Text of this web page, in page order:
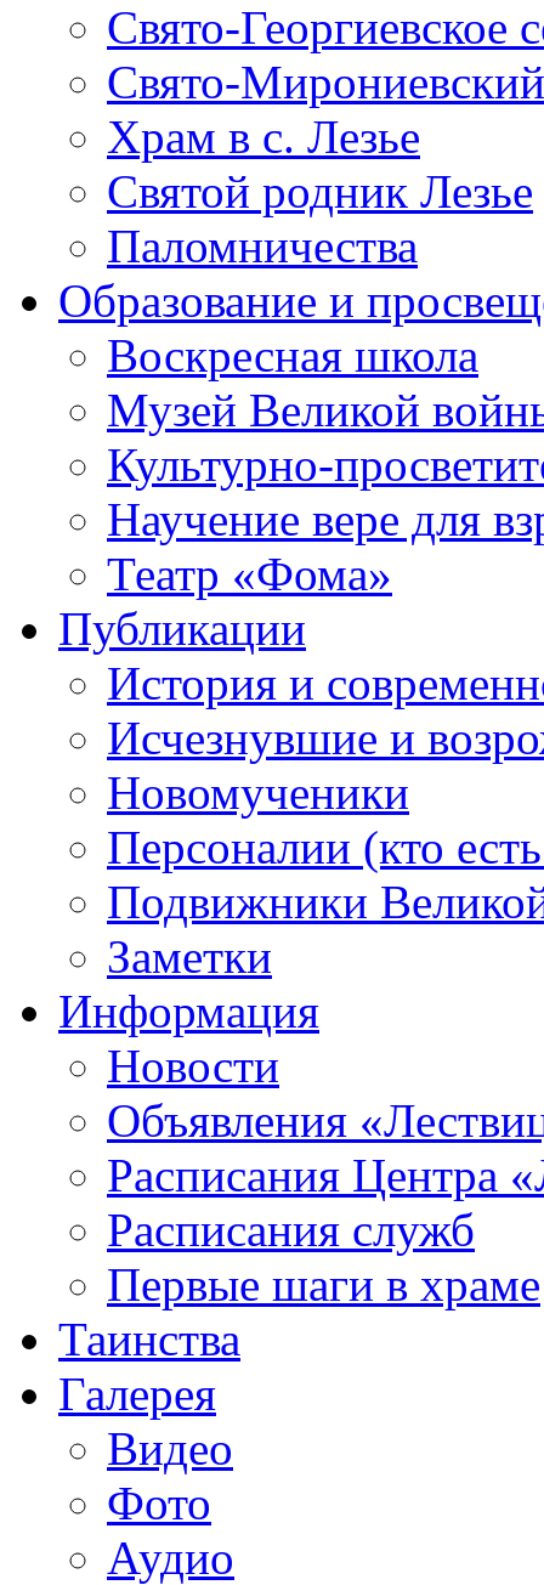
Свято-Георгиевское
Свято-
Храм в с. Лезье
Святой родник Лезье
Паломничества
Образование и
Воскресная школа
Музей Великой
Культурно-
Научение вере для
Театр «Фома»
Публикации
История и
Исчезнувшие и
Новомученики
Персоналии (кто
Подвижники
Заметки
Информация
Новости
Объявления
Расписания Центра
Расписания служб
Первые шаги в храме
Таинства
Галерея
Видео
Фото
Аудио